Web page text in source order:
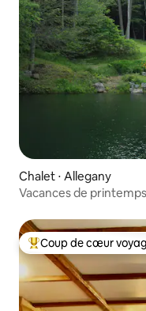
Chalet ⋅ Allegany
Vacances de
Coups de cœur
Coup de cœur